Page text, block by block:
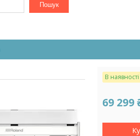
Пошук
В наявності
69 299